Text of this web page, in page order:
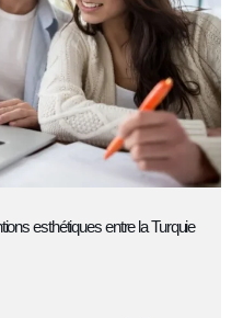
esthétiques entre la Turquie